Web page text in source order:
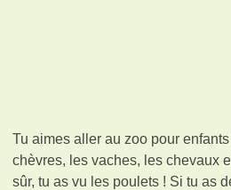
Tu aimes aller au zoo pour
chèvres, les vaches, les chevaux
sûr, tu as vu les poulets ! Si tu as